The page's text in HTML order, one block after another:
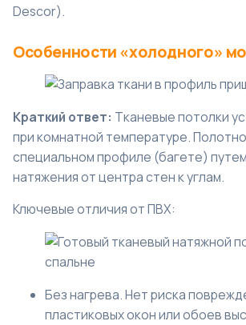
Descor).
Особенности «холодного»
Краткий ответ: Тканевые потолки
при комнатной температуре.
специальном профиле (багете)
натяжения от центра стен к углам.
Ключевые отличия от ПВХ:
Без нагрева. Нет риска
пластиковых окон или обоев